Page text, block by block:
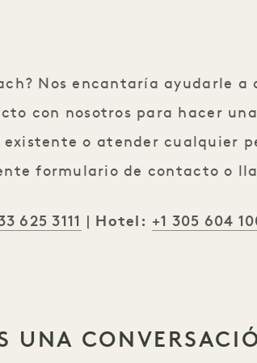
Nos encantaría ayudarle a
con nosotros para hacer
o atender cualquier
formulario de contacto o
625 3111 Hotel: +1 305 604
UNA